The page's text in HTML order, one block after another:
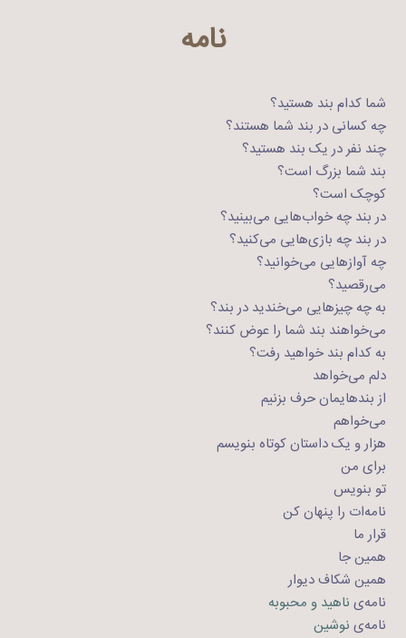
نامه
شما کدام بند هستید؟
چه کسانی در بند شما هستند؟
چند نفر در یک بند هستید؟
بند شما بزرگ است؟
کوچک است؟
در بند چه خواب‌هایی می‌بینید؟
در بند چه بازی‌هایی می‌کنید؟
چه آوازهایی می‌خوانید؟
می‌رقصید؟
به چه چیزهایی می‌خندید در بند؟
می‌خواهند بند شما را عوض کنند؟
به کدام بند خواهید رفت؟
دلم می‌خواهد
از بندهایمان حرف بزنیم
می‌خواهم
هزار و یک داستان کوتاه بنویسم
برای من
تو بنویس
نامه‌ات را پنهان کن
قرار ما
همین جا
همین شکاف دیوار
نامه‌ی ناهید و محبوبه
نامه‌ی نوشین